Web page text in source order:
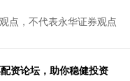
点，不代表永华证券观点
资论坛，助你稳健投资